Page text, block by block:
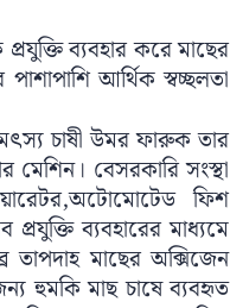
ব্যবহার করে মাছের
আর্থিক স্বচ্ছলতা
চাষী উমর ফারুক তার
বেসরকারি সংস্থা
ফিশ
ব্যবহারের মাধ্যমে
তাপদাহ মাছের অক্সিজেন
হুমকি মাছ চাষে ব্যবহৃত